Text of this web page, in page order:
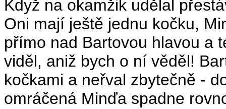
Když na okamžik udělal
Oni mají ještě jednu kočku,
přímo nad Bartovou hlavou a
viděl, aniž bych o ní věděl!
kočkami a neřval zbytečně -
omráčená Minďa spadne